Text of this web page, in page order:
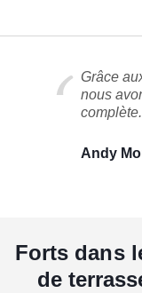
Grâce
nous
complète.
Andy
Forts dans
de